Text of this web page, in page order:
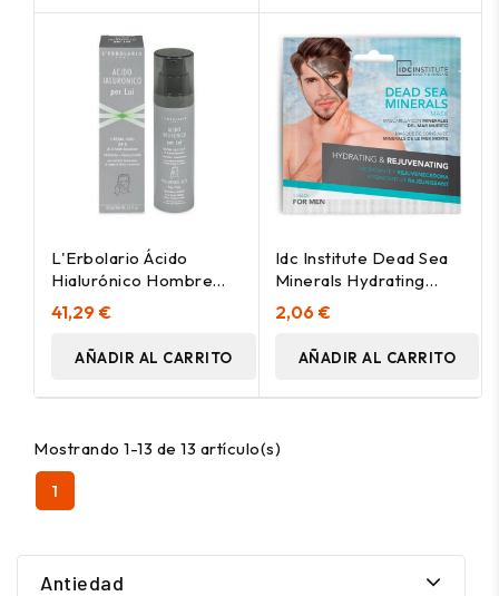
L'Erbolario Ácido
Hialurónico Hombre
Crema Cara 24 Horas
50Ml
41,29 €
AÑADIR AL CARRITO
Idc Institute Dead Sea
Minerals Hydrating
Rejuvenat Mask Men
22G
2,06 €
AÑADIR AL CARRITO
Mostrando 1-13 de 13 artículo(s)
1
Antiedad